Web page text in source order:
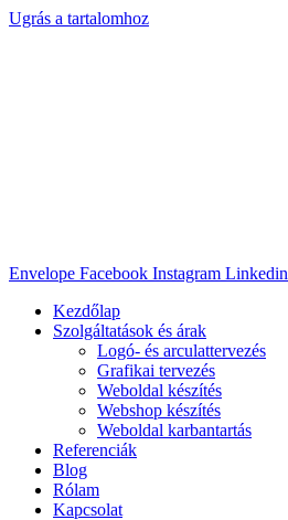
Ugrás a tartalomhoz
Envelope Facebook Instagram Linkedin
Kezdőlap
Szolgáltatások és árak
Logó- és arculattervezés
Grafikai tervezés
Weboldal készítés
Webshop készítés
Weboldal karbantartás
Referenciák
Blog
Rólam
Kapcsolat